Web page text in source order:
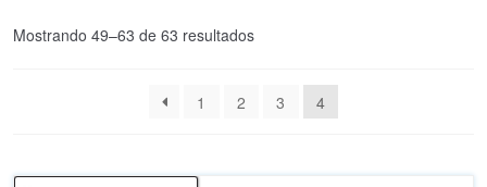
Mostrando 49–63 de 63 resultadosOrdenado
últimos
1 2 3 4